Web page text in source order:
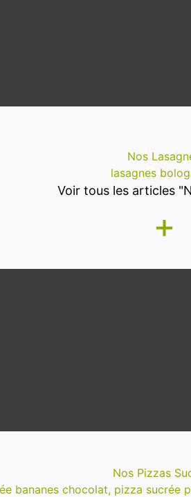
Nos
lasagnes
Voir tous les articles
+
Nos Pizzas
bananes chocolat, pizza sucrée